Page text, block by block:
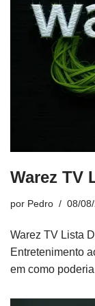
Warez TV
por Pedro 08/
Warez TV Lista
Entretenimento
em como